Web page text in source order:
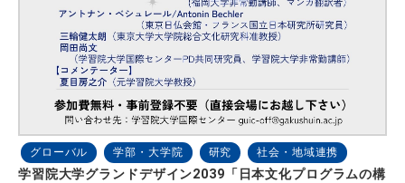
グローバル 学部・大学院 研究 社会・地域連携
学習院大学グランドデザイン2039「日本文化プログラムの構